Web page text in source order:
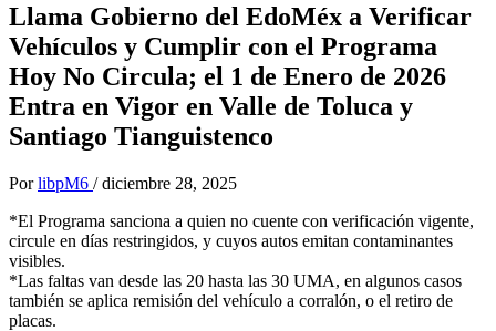
Llama Gobierno del EdoMéx a Verificar
Vehículos y Cumplir con el Programa
Hoy No Circula; el 1 de Enero de 2026
Entra en Vigor en Valle de Toluca y
Santiago Tianguistenco
Por libpM6 / diciembre 28, 2025
*El Programa sanciona a quien no cuente con verificación vigente,
circule en días restringidos, y cuyos autos emitan contaminantes
visibles.
*Las faltas van desde las 20 hasta las 30 UMA, en algunos casos
también se aplica remisión del vehículo a corralón, o el retiro de
placas.